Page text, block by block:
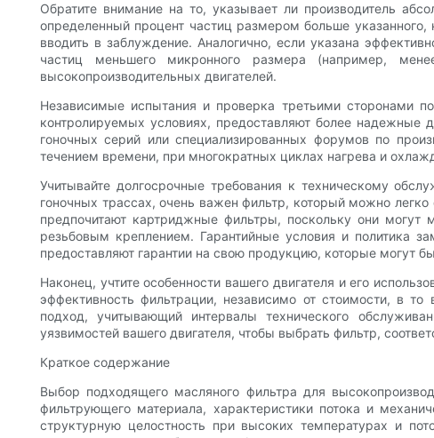
Обратите внимание на то, указывает ли производитель
определенный процент частиц размером больше
вводить в заблуждение. Аналогично, если указана
частиц меньшего микронного размера (например,
высокопроизводительных двигателей.
Независимые испытания и проверка третьими сторонами
контролируемых условиях, предоставляют более надежные
гоночных серий или специализированных форумов по
течением времени, при многократных циклах нагрева и
Учитывайте долгосрочные требования к техническому
гоночных трассах, очень важен фильтр, который можно
предпочитают картриджные фильтры, поскольку они могут
резьбовым креплением. Гарантийные условия и политика
предоставляют гарантии на свою продукцию, которые могут
Наконец, учтите особенности вашего двигателя и его
эффективность фильтрации, независимо от стоимости, в
подход, учитывающий интервалы технического
уязвимостей вашего двигателя, чтобы выбрать фильтр,
Краткое содержание
Выбор подходящего масляного фильтра для
фильтрующего материала, характеристики потока и
структурную целостность при высоких температурах и